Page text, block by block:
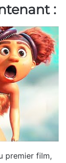
:
premier film,